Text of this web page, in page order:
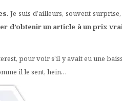
. Je suis d’ailleurs, souvent
d’obtenir un article à un prix
pour voir s’il y avait eu une
il le sent, hein…